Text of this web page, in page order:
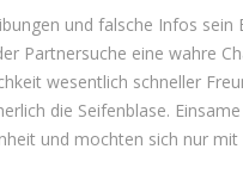
und falsche Infos sein
Partnersuche eine wahre
wesentlich schneller
die Seifenblase.
und mochten sich nur